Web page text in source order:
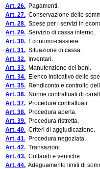
Art. 26. Pagamenti.
Art. 27. Conservazione delle
Art. 28. Spese per i servizi in
Art. 29. Servizio di cassa interno.
Art. 30. Economo-cassiere.
Art. 31. Situazione di cassa.
Art. 32. Inventari.
Art. 33. Manutenzione dei beni.
Art. 34. Elenco indicativo delle
Art. 35. Rendiconto e controllo
Art. 36. Norme contrattuali di
Art. 37. Procedure contrattuali.
Art. 38. Procedura aperta.
Art. 39. Procedura ristretta.
Art. 40. Criteri di aggiudicazione.
Art. 41. Procedura negoziata.
Art. 42. Transazioni.
Art. 43. Collaudi e verifiche.
Art. 44. Adeguamento limiti di